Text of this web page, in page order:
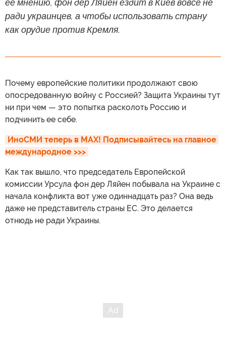
ее мнению, фон дер Ляйен ездит в Киев вовсе не
ради украинцев, а чтобы использовать страну
как орудие против Кремля.
Почему европейские политики продолжают свою
опосредованную войну с Россией? Защита Украины тут
ни при чем — это попытка расколоть Россию и
подчинить ее себе.
ИноСМИ теперь в MAX! Подписывайтесь на главное
международное >>>
Как так вышло, что председатель Европейской
комиссии Урсула фон дер Ляйен побывала на Украине с
начала конфликта вот уже одиннадцать раз? Она ведь
даже не представитель страны ЕС. Это делается
отнюдь не ради Украины.